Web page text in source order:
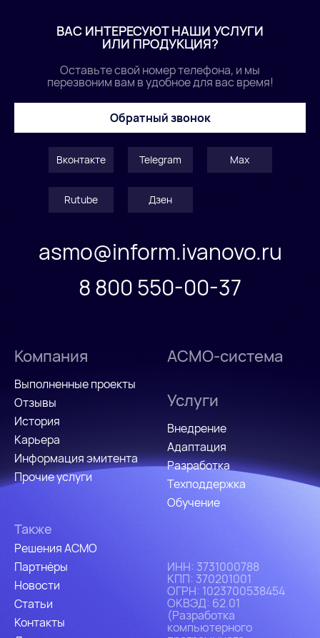
ВАС ИНТЕРЕСУЮТ НАШИ УСЛУГИ
ИЛИ ПРОДУКЦИЯ?
Оставьте свой номер телефона, и мы
перезвоним вам в удобное для вас время!
Обратный звонок
Вконтакте Telegram Max
Rutube Дзен
asmo@inform.ivanovo.ru
8 800 550-00-37
ИHH: 3731000788
КПП: 370201001
ОГРН: 1023700538454
ОКВЭД: 62.01
(Разработка
компьютерного
Компания
Выполненные проекты
Отзывы
История
Карьера
Информация эмитента
Прочие услуги
Услуги
Внедрение
Адаптация
Разработка
Техподдержка
Обучение
АСМО-система
Также
Решения АСМО
Партнёры
Новости
Статьи
Контакты